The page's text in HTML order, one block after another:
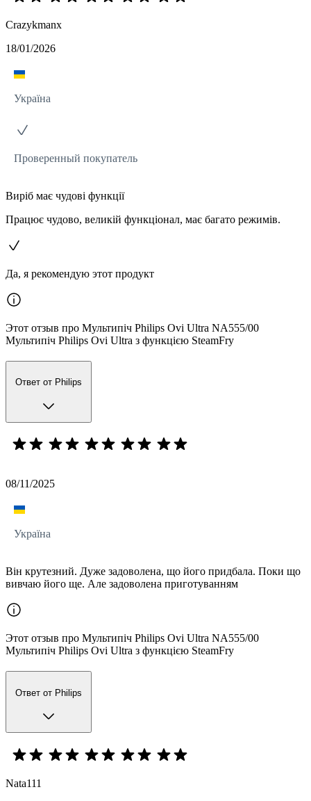
Crazykmanx
18/01/2026
Україна
Проверенный покупатель
Виріб має чудові функції
Працює чудово, великій функціонал, має багато режимів.
Да, я рекомендую этот продукт
Этот отзыв про Мультипіч Philips Ovi Ultra NA555/00
Мультипіч Philips Ovi Ultra з функцією SteamFry
Ответ от Philips
08/11/2025
Україна
Він крутезний. Дуже задоволена, що його придбала. Поки що
вивчаю його ще. Але задоволена приготуванням
Этот отзыв про Мультипіч Philips Ovi Ultra NA555/00
Мультипіч Philips Ovi Ultra з функцією SteamFry
Ответ от Philips
Nata111